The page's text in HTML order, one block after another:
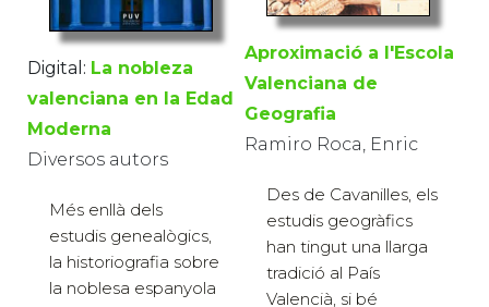
Digital: La nobleza
valenciana en la Edad
Moderna
Diversos autors
Més enllà dels
estudis genealògics,
la historiografia sobre
la noblesa espanyola
Aproximació a l'Escola
Valenciana de
Geografia
Ramiro Roca, Enric
Des de Cavanilles, els
estudis geogràfics
han tingut una llarga
tradició al País
Valencià, si bé